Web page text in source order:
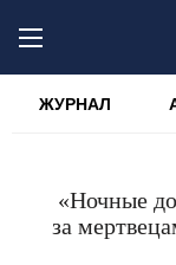
ЖУРНАЛ
«Ночные
за